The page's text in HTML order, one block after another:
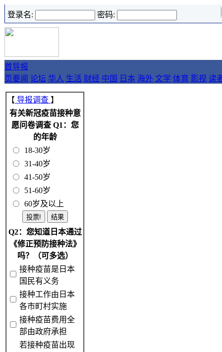
登录名: 密码:
首
页
导报
要闻 论坛 华人 生活 财经 中国 日本 海外 文学 体育 影视 读
【 导报调查 】
有关新冠疫苗接种意
愿问卷调查 Q1：您
的年龄
18-30岁
31-40岁
41-50岁
51-60岁
60岁及以上
Q2：您知道日本通过
《修正预防接种法》
吗？（可多选）
接种疫苗是日本
国民有义务
接种工作由日本
各市町村实施
接种疫苗费用全
部由政府承担
若接种疫苗出现